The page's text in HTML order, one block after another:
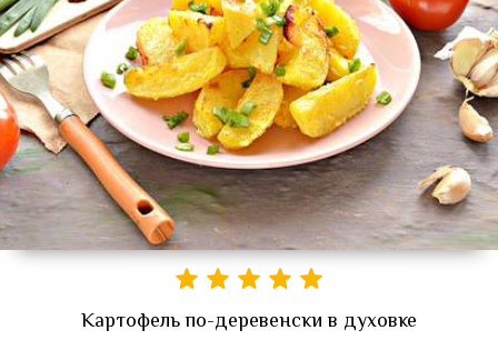
Картофель по-деревенски в духовке